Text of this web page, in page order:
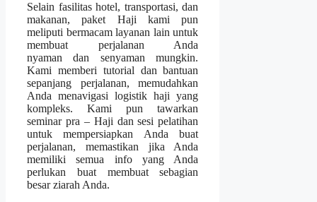
Selain fasilitas hotel, transportasi, dan
makanan, paket Haji kami pun
meliputi bermacam layanan lain untuk
membuat perjalanan Anda
nyaman dan senyaman mungkin.
Kami memberi tutorial dan bantuan
sepanjang perjalanan, memudahkan
Anda menavigasi logistik haji yang
kompleks. Kami pun tawarkan
seminar pra – Haji dan sesi pelatihan
untuk mempersiapkan Anda buat
perjalanan, memastikan jika Anda
memiliki semua info yang Anda
perlukan buat membuat sebagian
besar ziarah Anda.